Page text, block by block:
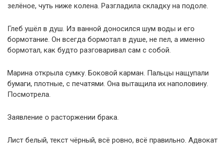
зелёное, чуть ниже колена. Разгладила складку на подоле.
Глеб ушёл в душ. Из ванной доносился шум воды и его
бормотание. Он всегда бормотал в душе, не пел, а именно
бормотал, как будто разговаривал сам с собой.
Марина открыла сумку. Боковой карман. Пальцы нащупали
бумаги, плотные, с печатями. Она вытащила их наполовину.
Посмотрела.
Заявление о расторжении брака.
Лист белый, текст чёрный, всё ровно, всё правильно. Адвокат